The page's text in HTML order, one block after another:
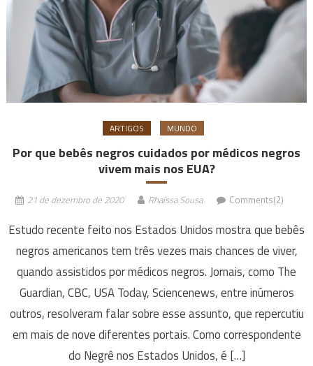
ARTIGOS MUNDO
Por que bebês negros cuidados por médicos negros
vivem mais nos EUA?
21 de dezembro de 2020 Rhaíssa Sousa Comments(2)
Estudo recente feito nos Estados Unidos mostra que bebês
negros americanos tem três vezes mais chances de viver,
quando assistidos por médicos negros. Jornais, como The
Guardian, CBC, USA Today, Sciencenews, entre inúmeros
outros, resolveram falar sobre esse assunto, que repercutiu
em mais de nove diferentes portais. Como correspondente
do Negrê nos Estados Unidos, é […]